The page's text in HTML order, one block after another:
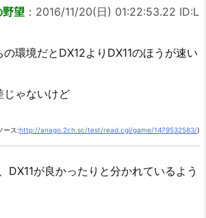
野望 ： 2016/11/20(日) 01:22:53.22 ID:L
環境だとDX12よりDX11のほうが速い
じゃないけど
ース:http://anago.2ch.sc/test/read.cgi/game/1479532583/)
DX11が良かったりと分かれているよう